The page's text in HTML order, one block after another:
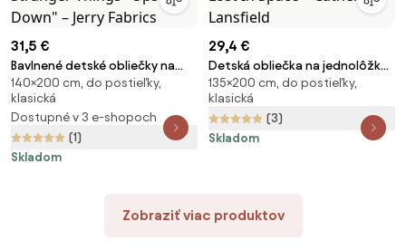
31,5 €
Bavlnené detské obliečky na
jednolôžko 140x200 cm
Stranger Things "Upside Down"
– Jerry Fabrics
140×200 cm, do postieľky,
klasická
Dostupné v 3 e-shopoch
(1)
Skladom
29,4 €
Detská obliečka na jednolôžko
135x200 cm Lost In Space –
Catherine Lansfield
135×200 cm, do postieľky,
klasická
(3)
Skladom
Zobraziť viac produktov